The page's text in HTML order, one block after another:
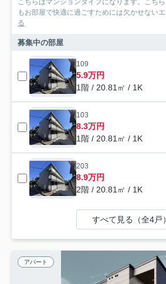
こちらはマンションタイプになります。こち
もお部屋で快適に過ごすためには欠かせない
る
募集中の部屋
109
5.9万円
1階 / 20.81㎡ / 1K
103
8.3万円
1階 / 20.81㎡ / 1K
203
8.9万円
2階 / 20.81㎡ / 1K
すべて見る（全4戸）
アパート